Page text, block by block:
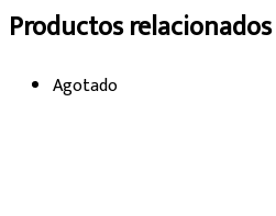
Productos relacionados
Agotado